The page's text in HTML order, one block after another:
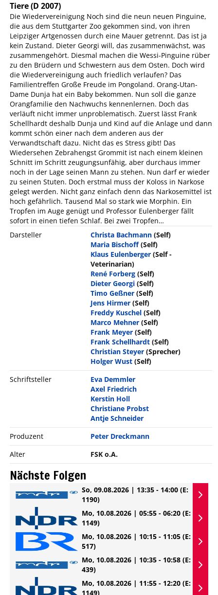
Tiere(D 2007)
Die Wiedervereinigung Noch sind die neun neuen Pinguine,
die aus dem Stuttgarter Zoo gekommen sind, von ihren
Leipziger Artgenossen durch eine Mauer getrennt. Das ist ja
kein Zustand. Dieter Georgi will, das zusammenwächst, was
zusammengehört. Diesmal machen die Wessi-Pinguine rüber
zu den Brüdern und Schwestern aus dem Osten. Doch wird
die Wiedervereinigung auch friedlich verlaufen? Das
Familientreffen Große Freude im Pongoland. Orang-Utan-
Dame Dunja hat ein Baby bekommen. Nun soll die ganze
Orangfamilie den Nachwuchs kennenlernen. Doch das
verläuft nicht immer unproblematisch. Zuerst lässt Frank
Schellhardt deshalb Dunja und Kind auf die Anlage und dann
kommt schön einer nach dem anderen aus der
Verwandtschaft dazu. Nicht das es Stress gibt! Das
Wiedersehen Zebrahengst Grommit ist nach einem kleinen
Schnitt im Schritt zeugungsunfähig, aber durchaus immer
noch in der Lage seinen Mann zu stehen. Nun darf er wieder
zu seinen Stuten. Doch erstmal muss der Koloss in Narkose
gelegt werden. Nicht ganz einfach denn das Narkosemittel ist
hoch gefährlich. Tausend Mal so stark wie Morphin. Ein
Tropfen im Auge genügt und Professor Eulenberger fällt
sofort in einen tiefen Schlaf. Bei zwei Tropfen…
Darsteller
Christa Bachmann (Self)
Maria Bischoff (Self)
Klaus Eulenberger (Self -
Veterinarian)
René Forberg (Self)
Dieter Georgi (Self)
Timo Geßner (Self)
Jens Hirmer (Self)
Freddy Kuschel (Self)
Marco Mehner (Self)
Frank Meyer (Self)
Frank Schellhardt (Self)
Christian Steyer (Sprecher)
Holger Wust (Self)
Schriftsteller
Eva Demmler
Axel Friedrich
Kerstin Holl
Christiane Probst
Antje Schneider
Produzent
Peter Dreckmann
Alter
FSK o.A.
Nächste Folgen
So, 09.08.2026 | 13:35 - 14:00 (E:
1190)
Mo, 10.08.2026 | 05:55 - 06:20 (E:
1149)
Mo, 10.08.2026 | 10:15 - 11:05 (E:
517)
Mo, 10.08.2026 | 10:35 - 10:58 (E:
439)
Mo, 10.08.2026 | 11:55 - 12:20 (E:
1149)